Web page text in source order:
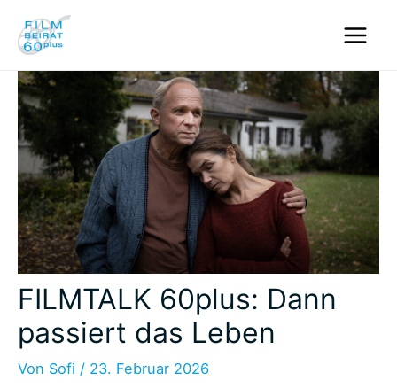
Inhalt
springen
Menu
FILMTALK 60plus: Dann
passiert das Leben
Von Sofi / 23. Februar 2026